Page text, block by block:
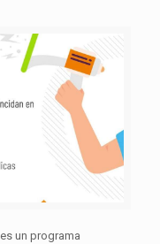
un programa